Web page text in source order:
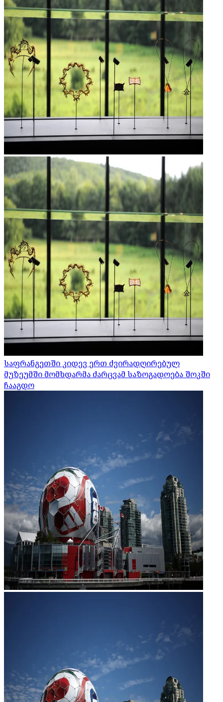
საფრანგეთში კიდევ ერთ ძვირადღირებულ
მუზეუმში მომხდარმა ძარცვამ საზოგადოება შოკში
ჩააგდო